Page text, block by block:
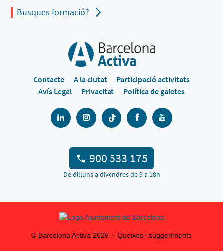
Busques formació?
Contacte A la ciutat
Participació activitats
Avís Legal
Privacitat Política de galetes
900 533 175
De dilluns a divendres de 9 a 18h
© Barcelona Activa 2026 Queixes i suggeriments